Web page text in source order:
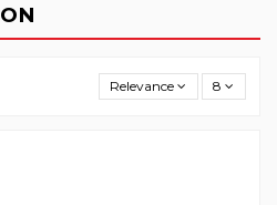
Relevance 8